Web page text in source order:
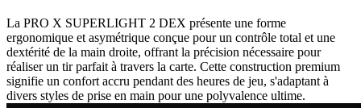
La PRO X SUPERLIGHT 2 DEX présente une forme
ergonomique et asymétrique conçue pour un contrôle total et une
dextérité de la main droite, offrant la précision nécessaire pour
réaliser un tir parfait à travers la carte. Cette construction premium
signifie un confort accru pendant des heures de jeu, s'adaptant à
divers styles de prise en main pour une polyvalence ultime.